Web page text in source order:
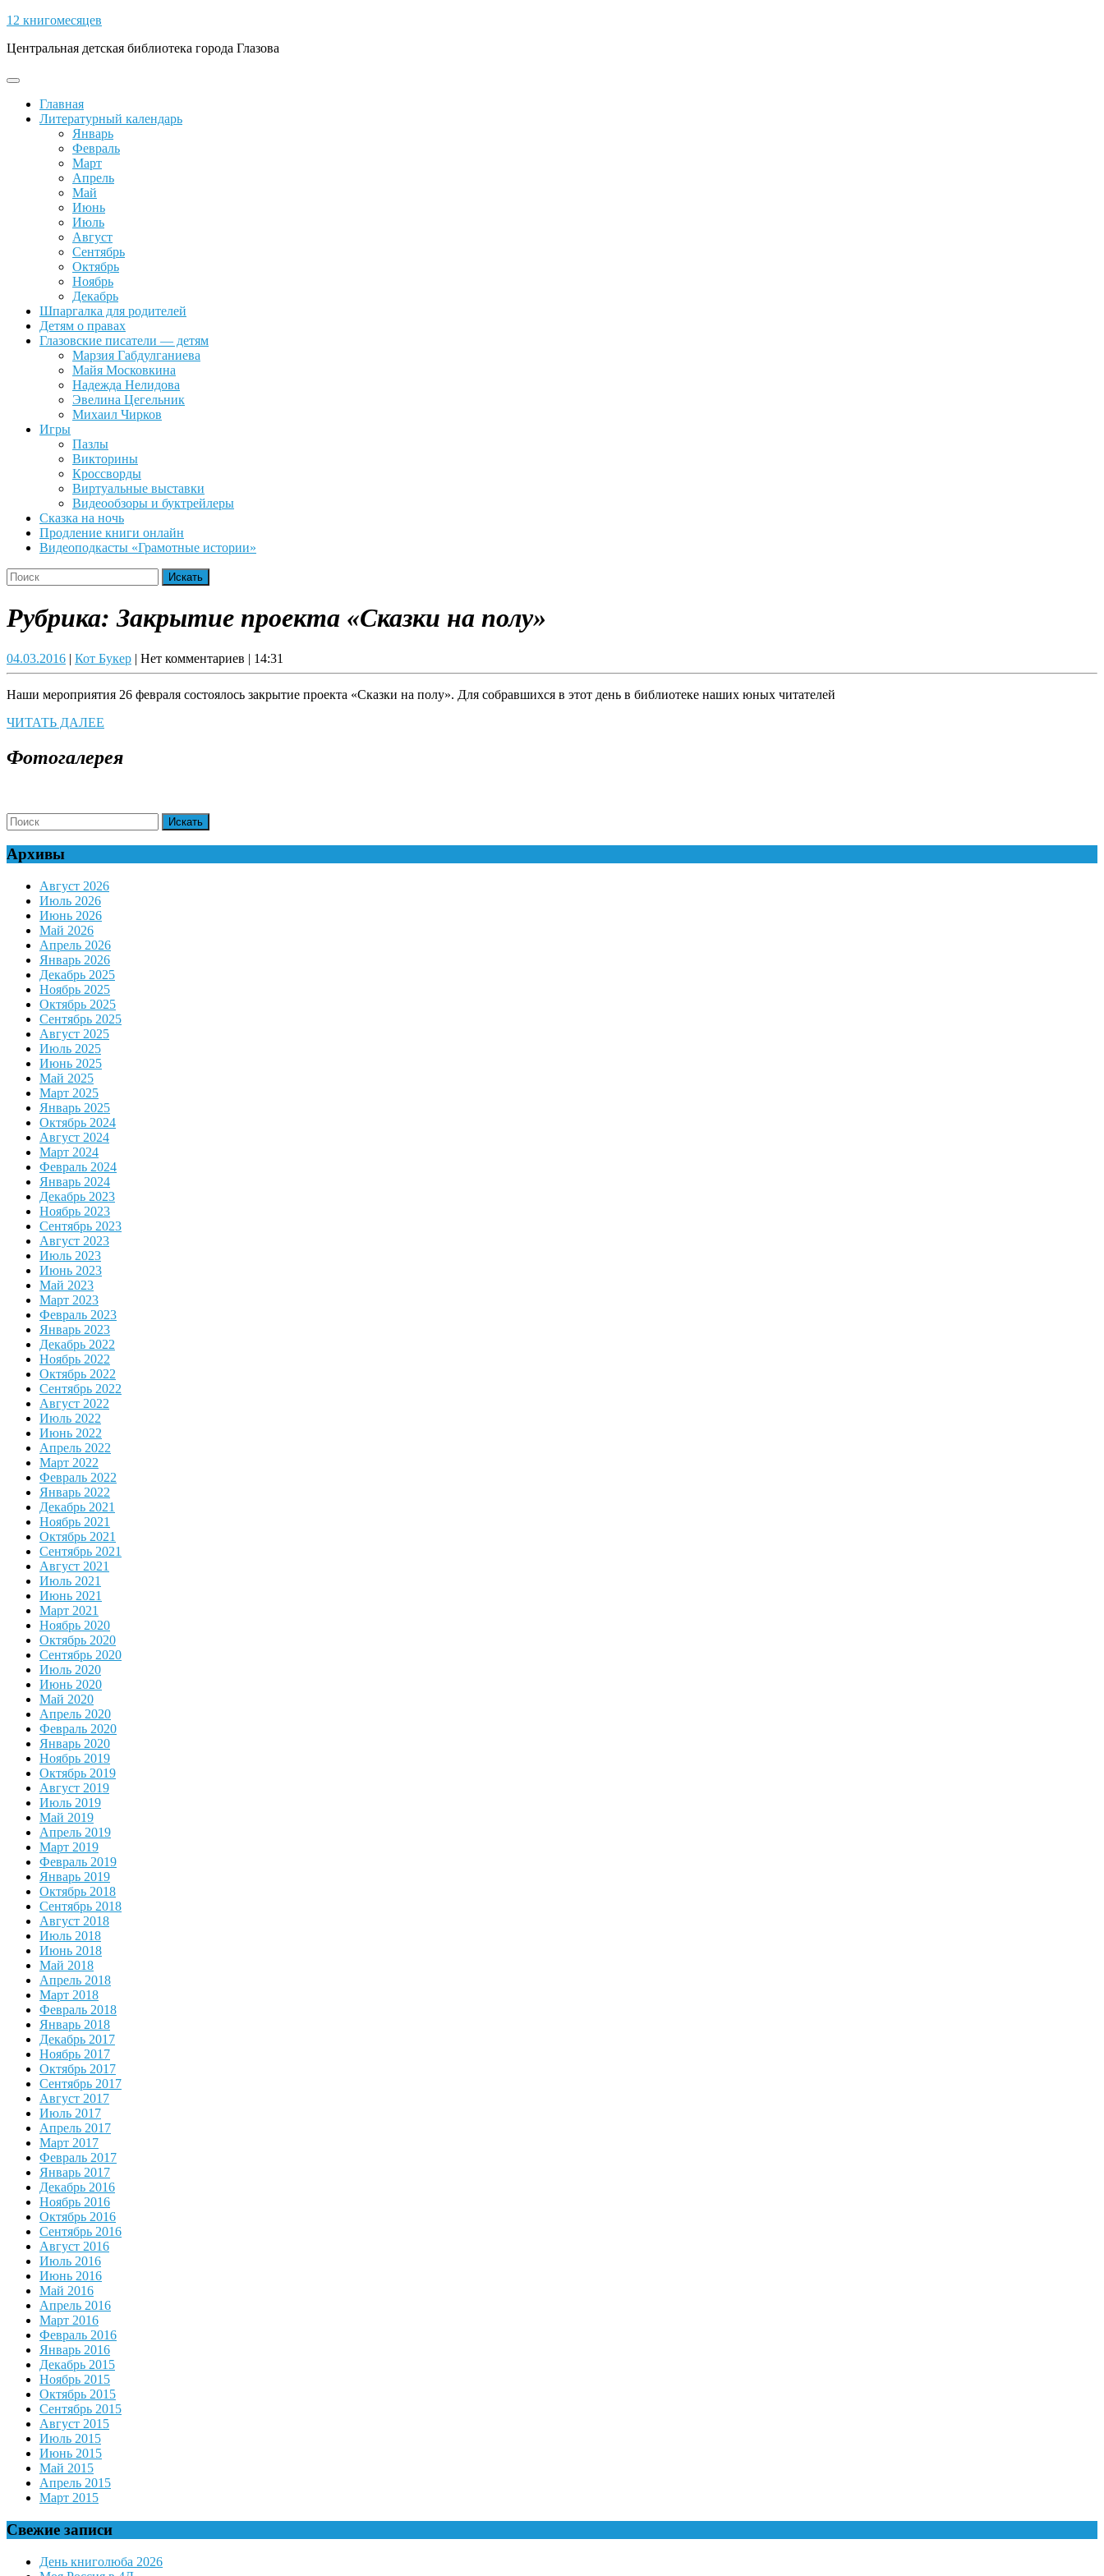
Skip
content
12 книгомесяцев
Центральная детская библиотека города Глазова
Open
ButtonГлавная
Литературный календарь
Январь
Февраль
Март
Апрель
Май
Июнь
Июль
Август
Сентябрь
Октябрь
Ноябрь
Декабрь
Шпаргалка для родителей
Детям о правах
Глазовские писатели — детям
Марзия Габдулганиева
Майя Московкина
Надежда Нелидова
Эвелина Цегельник
Михаил Чирков
Игры
Пазлы
Викторины
Кроссворды
Виртуальные выставки
Видеообзоры и буктрейлеры
Сказка на ночь
Продление книги онлайн
Видеоподкасты «Грамотные истории»
Close
Button
Search
for:
Рубрика:Закрытие проекта «Сказки на полу»
04.03.201604.03.2016
| Кот БукерКот
Букер
| Нет комментариев | 14:31
Наши мероприятия 26 февраля состоялось закрытие проекта «Сказки на полу». Для собравшихся в этот день в библиотеке наших юных читателей
ЧИТАТЬ ДАЛЕЕ
Фотогалерея
Search
for:
Архивы
Август 2026
Июль 2026
Июнь 2026
Май 2026
Апрель 2026
Январь 2026
Декабрь 2025
Ноябрь 2025
Октябрь 2025
Сентябрь 2025
Август 2025
Июль 2025
Июнь 2025
Май 2025
Март 2025
Январь 2025
Октябрь 2024
Август 2024
Март 2024
Февраль 2024
Январь 2024
Декабрь 2023
Ноябрь 2023
Сентябрь 2023
Август 2023
Июль 2023
Июнь 2023
Май 2023
Март 2023
Февраль 2023
Январь 2023
Декабрь 2022
Ноябрь 2022
Октябрь 2022
Сентябрь 2022
Август 2022
Июль 2022
Июнь 2022
Апрель 2022
Март 2022
Февраль 2022
Январь 2022
Декабрь 2021
Ноябрь 2021
Октябрь 2021
Сентябрь 2021
Август 2021
Июль 2021
Июнь 2021
Март 2021
Ноябрь 2020
Октябрь 2020
Сентябрь 2020
Июль 2020
Июнь 2020
Май 2020
Апрель 2020
Февраль 2020
Январь 2020
Ноябрь 2019
Октябрь 2019
Август 2019
Июль 2019
Май 2019
Апрель 2019
Март 2019
Февраль 2019
Январь 2019
Октябрь 2018
Сентябрь 2018
Август 2018
Июль 2018
Июнь 2018
Май 2018
Апрель 2018
Март 2018
Февраль 2018
Январь 2018
Декабрь 2017
Ноябрь 2017
Октябрь 2017
Сентябрь 2017
Август 2017
Июль 2017
Апрель 2017
Март 2017
Февраль 2017
Январь 2017
Декабрь 2016
Ноябрь 2016
Октябрь 2016
Сентябрь 2016
Август 2016
Июль 2016
Июнь 2016
Май 2016
Апрель 2016
Март 2016
Февраль 2016
Январь 2016
Декабрь 2015
Ноябрь 2015
Октябрь 2015
Сентябрь 2015
Август 2015
Июль 2015
Июнь 2015
Май 2015
Апрель 2015
Март 2015
Свежие записи
День книголюба 2026